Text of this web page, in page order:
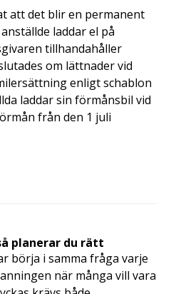
att det blir en permanent
laddar el på
tillhandahåller
om lättnader vid
enligt schablon
laddar sin förmånsbil vid
från den 1 juli
planerar du rätt
börja i samma fråga varje
när många vill vara